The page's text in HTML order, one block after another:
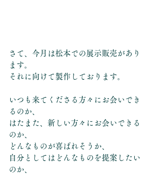
さて、今月は松本での展示販売があり
ます。
それに向けて製作しております。
いつも来てくださる方々にお会いでき
るのか、
はたまた、新しい方々にお会いできる
のか、
どんなものが喜ばれそうか、
自分としてはどんなものを提案したい
のか、